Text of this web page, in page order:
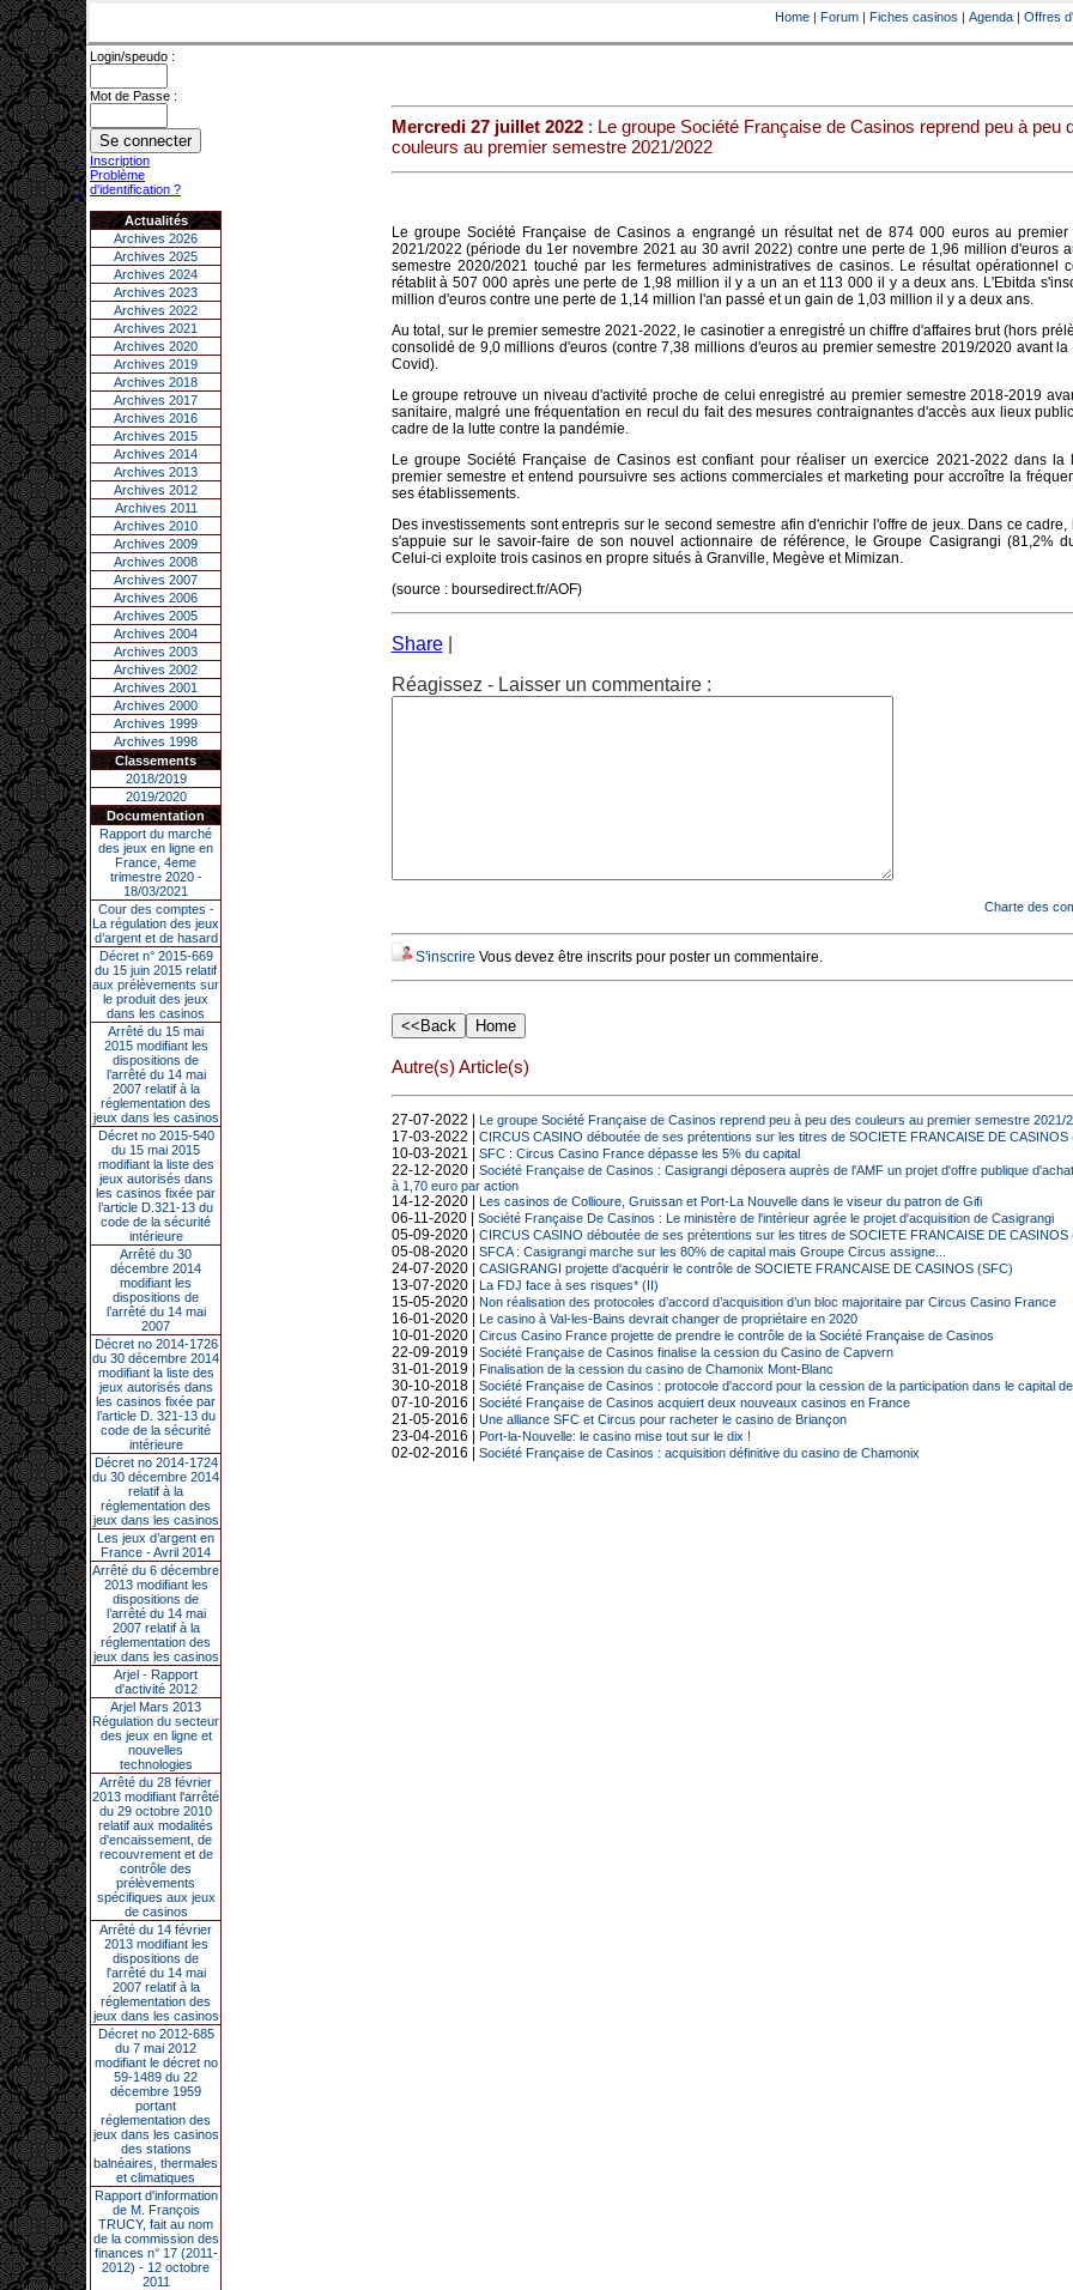
Home | Forum | Fiches casinos | Agenda | Offres
Login/speudo :
Mot de Passe :
Inscription
Problème
d'identification ?
Actualités
Archives 2026
Archives 2025
Archives 2024
Archives 2023
Archives 2022
Archives 2021
Archives 2020
Archives 2019
Archives 2018
Archives 2017
Archives 2016
Archives 2015
Archives 2014
Archives 2013
Archives 2012
Archives 2011
Archives 2010
Archives 2009
Archives 2008
Archives 2007
Archives 2006
Archives 2005
Archives 2004
Archives 2003
Archives 2002
Archives 2001
Archives 2000
Archives 1999
Archives 1998
Classements
2018/2019
2019/2020
Documentation
Rapport du marché
des jeux en ligne en
France, 4eme
trimestre 2020 -
18/03/2021
Cour des comptes -
La régulation des jeux
d’argent et de hasard
Décret n° 2015-669
du 15 juin 2015 relatif
aux prélèvements sur
le produit des jeux
dans les casinos
Arrêté du 15 mai
2015 modifiant les
dispositions de
l’arrêté du 14 mai
2007 relatif à la
réglementation des
jeux dans les casinos
Décret no 2015-540
du 15 mai 2015
modifiant la liste des
jeux autorisés dans
les casinos fixée par
l’article D.321-13 du
code de la sécurité
intérieure
Arrêté du 30
décembre 2014
modifiant les
dispositions de
l’arrêté du 14 mai
2007
Décret no 2014-1726
du 30 décembre 2014
modifiant la liste des
jeux autorisés dans
les casinos fixée par
l’article D. 321-13 du
code de la sécurité
intérieure
Décret no 2014-1724
du 30 décembre 2014
relatif à la
réglementation des
jeux dans les casinos
Les jeux d’argent en
France - Avril 2014
Arrêté du 6 décembre
2013 modifiant les
dispositions de
l’arrêté du 14 mai
2007 relatif à la
réglementation des
jeux dans les casinos
Arjel - Rapport
d'activité 2012
Arjel Mars 2013
Régulation du secteur
des jeux en ligne et
nouvelles
technologies
Arrêté du 28 février
2013 modifiant l'arrêté
du 29 octobre 2010
relatif aux modalités
d'encaissement, de
recouvrement et de
contrôle des
prélèvements
spécifiques aux jeux
de casinos
Arrêté du 14 février
2013 modifiant les
dispositions de
l'arrêté du 14 mai
2007 relatif à la
réglementation des
jeux dans les casinos
Décret no 2012-685
du 7 mai 2012
modifiant le décret no
59-1489 du 22
décembre 1959
portant
réglementation des
jeux dans les casinos
des stations
balnéaires, thermales
et climatiques
Rapport d'information
de M. François
TRUCY, fait au nom
de la commission des
finances n° 17 (2011-
2012) - 12 octobre
2011
Mercredi 27 juillet 2022: Le groupe Société Française de Casinos reprend peu à peu
couleurs au premier semestre 2021/2022
Le groupe Société Française de Casinos a engrangé un résultat net de 874 000 euros au premier
2021/2022 (période du 1er novembre 2021 au 30 avril 2022) contre une perte de 1,96 million d'euros
semestre 2020/2021 touché par les fermetures administratives de casinos. Le résultat opérationnel
rétablit à 507 000 après une perte de 1,98 million il y a un an et 113 000 il y a deux ans. L'Ebitda
million d'euros contre une perte de 1,14 million l'an passé et un gain de 1,03 million il y a deux ans.
Au total, sur le premier semestre 2021-2022, le casinotier a enregistré un chiffre d'affaires brut (hors
consolidé de 9,0 millions d'euros (contre 7,38 millions d'euros au premier semestre 2019/2020 avant la
Covid).
Le groupe retrouve un niveau d'activité proche de celui enregistré au premier semestre 2018-2019
sanitaire, malgré une fréquentation en recul du fait des mesures contraignantes d'accès aux lieux
cadre de la lutte contre la pandémie.
Le groupe Société Française de Casinos est confiant pour réaliser un exercice 2021-2022 dans la
premier semestre et entend poursuivre ses actions commerciales et marketing pour accroître la
ses établissements.
Des investissements sont entrepris sur le second semestre afin d'enrichir l'offre de jeux. Dans ce cadre,
s'appuie sur le savoir-faire de son nouvel actionnaire de référence, le Groupe Casigrangi (81,2%
Celui-ci exploite trois casinos en propre situés à Granville, Megève et Mimizan.
(source : boursedirect.fr/AOF)
Share
Réagissez - Laisser un commentaire :
Charte des
S'inscrire Vous devez être inscrits pour poster un commentaire.
Autre(s) Article(s)
27-07-2022 | Le groupe Société Française de Casinos reprend peu à peu des couleurs au premier semestre 2021/
17-03-2022 | CIRCUS CASINO déboutée de ses prétentions sur les titres de SOCIETE FRANCAISE DE CASINOS
10-03-2021 | SFC : Circus Casino France dépasse les 5% du capital
22-12-2020 |
Société Française de Casinos : Casigrangi déposera auprès de l'AMF un projet d'offre publique
à 1,70 euro par action
14-12-2020 | Les casinos de Collioure, Gruissan et Port-La Nouvelle dans le viseur du patron de Gifi
06-11-2020 | Société Française De Casinos : Le ministère de l'intérieur agrée le projet d'acquisition de Casigrangi
05-09-2020 | CIRCUS CASINO déboutée de ses prétentions sur les titres de SOCIETE FRANCAISE DE CASINOS
05-08-2020 | SFCA : Casigrangi marche sur les 80% de capital mais Groupe Circus assigne...
24-07-2020 | CASIGRANGI projette d'acquérir le contrôle de SOCIETE FRANCAISE DE CASINOS (SFC)
13-07-2020 | La FDJ face à ses risques* (II)
15-05-2020 | Non réalisation des protocoles d’accord d’acquisition d’un bloc majoritaire par Circus Casino France
16-01-2020 | Le casino à Val-les-Bains devrait changer de propriétaire en 2020
10-01-2020 | Circus Casino France projette de prendre le contrôle de la Société Française de Casinos
22-09-2019 | Société Française de Casinos finalise la cession du Casino de Capvern
31-01-2019 | Finalisation de la cession du casino de Chamonix Mont-Blanc
30-10-2018 | Société Française de Casinos : protocole d'accord pour la cession de la participation dans le capital
07-10-2016 | Société Française de Casinos acquiert deux nouveaux casinos en France
21-05-2016 | Une alliance SFC et Circus pour racheter le casino de Briançon
23-04-2016 | Port-la-Nouvelle: le casino mise tout sur le dix !
02-02-2016 | Société Française de Casinos : acquisition définitive du casino de Chamonix